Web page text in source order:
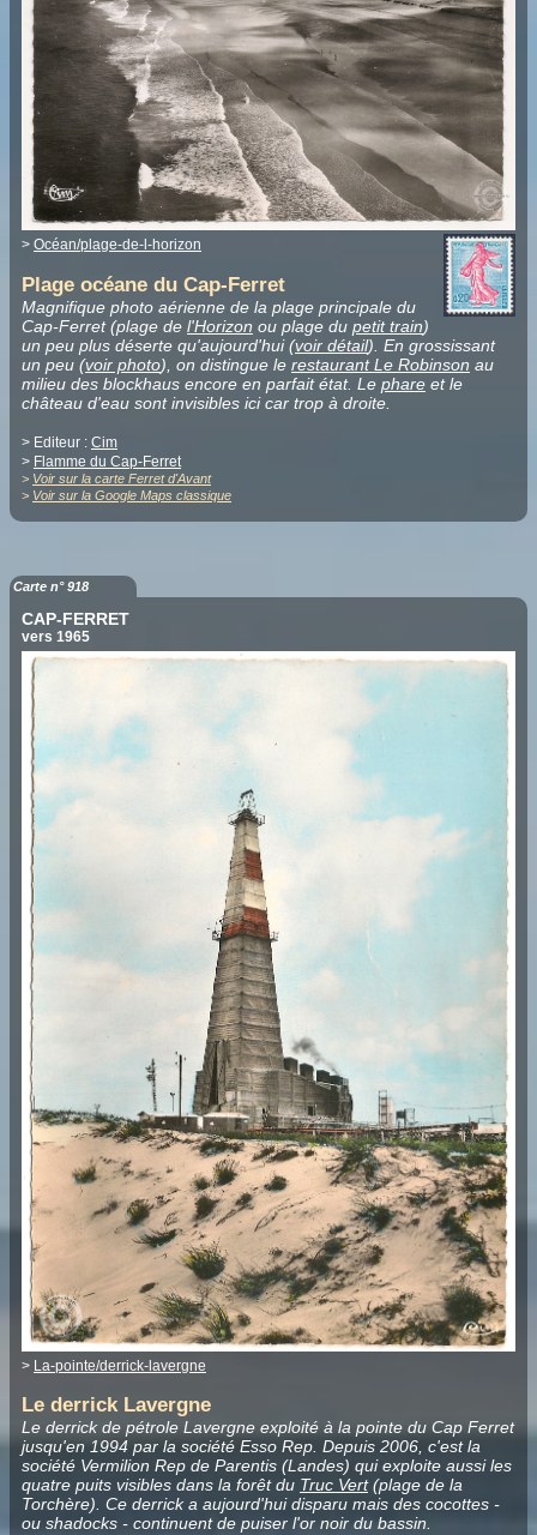
> Océan/plage-de-l-horizon
Plage océane du Cap-Ferret
Magnifique photo aérienne de la plage principale du
Cap-Ferret (plage de l'Horizon ou plage du petit train)
un peu plus déserte qu'aujourd'hui (voir détail). En grossissant
un peu (voir photo), on distingue le restaurant Le Robinson au
milieu des blockhaus encore en parfait état. Le phare et le
château d'eau sont invisibles ici car trop à droite.
> Editeur : Cim
> Flamme du Cap-Ferret
> Voir sur la carte Ferret d'Avant
> Voir sur la Google Maps classique
Carte n° 918
CAP-FERRET
vers 1965
> La-pointe/derrick-lavergne
Le derrick Lavergne
Le derrick de pétrole Lavergne exploité à la pointe du Cap Ferret
jusqu'en 1994 par la société Esso Rep. Depuis 2006, c'est la
société Vermilion Rep de Parentis (Landes) qui exploite aussi les
quatre puits visibles dans la forêt du Truc Vert(plage de la
Torchère). Ce derrick a aujourd'hui disparu mais des cocottes -
ou shadocks - continuent de puiser l'or noir du bassin.